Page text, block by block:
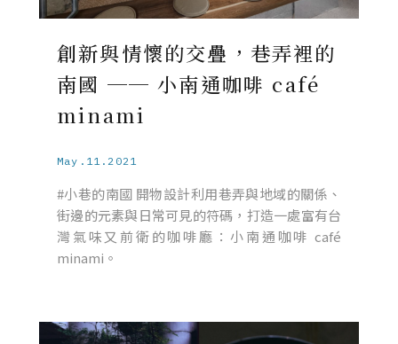
創新與情懷的交疊，巷弄裡的
南國 ── 小南通咖啡 café
minami
May.11.2021
#小巷的南國 開物設計利用巷弄與地域的關係、
街邊的元素與日常可見的符碼，打造一處富有台
灣氣味又前衛的咖啡廳：小南通咖啡 café
minami。